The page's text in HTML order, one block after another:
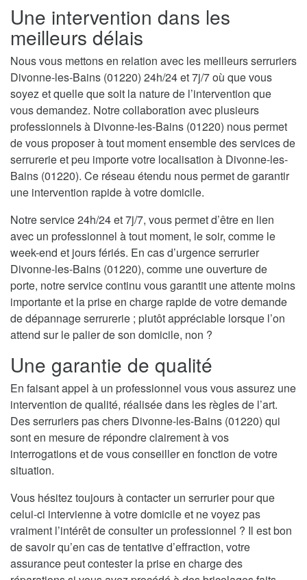
Une intervention dans les
meilleurs délais
Nous vous mettons en relation avec les meilleurs serruriers
Divonne-les-Bains (01220) 24h/24 et 7j/7 où que vous
soyez et quelle que soit la nature de l’intervention que
vous demandez. Notre collaboration avec plusieurs
professionnels à Divonne-les-Bains (01220) nous permet
de vous proposer à tout moment ensemble des services de
serrurerie et peu importe votre localisation à Divonne-les-
Bains (01220). Ce réseau étendu nous permet de garantir
une intervention rapide à votre domicile.
Notre service 24h/24 et 7j/7, vous permet d’être en lien
avec un professionnel à tout moment, le soir, comme le
week-end et jours fériés. En cas d’urgence serrurier
Divonne-les-Bains (01220), comme une ouverture de
porte, notre service continu vous garantit une attente moins
importante et la prise en charge rapide de votre demande
de dépannage serrurerie ; plutôt appréciable lorsque l’on
attend sur le palier de son domicile, non ?
Une garantie de qualité
En faisant appel à un professionnel vous vous assurez une
intervention de qualité, réalisée dans les règles de l’art.
Des serruriers pas chers Divonne-les-Bains (01220) qui
sont en mesure de répondre clairement à vos
interrogations et de vous conseiller en fonction de votre
situation.
Vous hésitez toujours à contacter un serrurier pour que
celui-ci intervienne à votre domicile et ne voyez pas
vraiment l’intérêt de consulter un professionnel ? Il est bon
de savoir qu’en cas de tentative d’effraction, votre
assurance peut contester la prise en charge des